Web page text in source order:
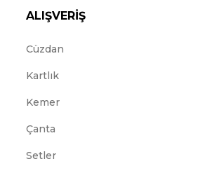
ALIŞVERİŞ
Cüzdan
Kartlık
Kemer
Çanta
Setler